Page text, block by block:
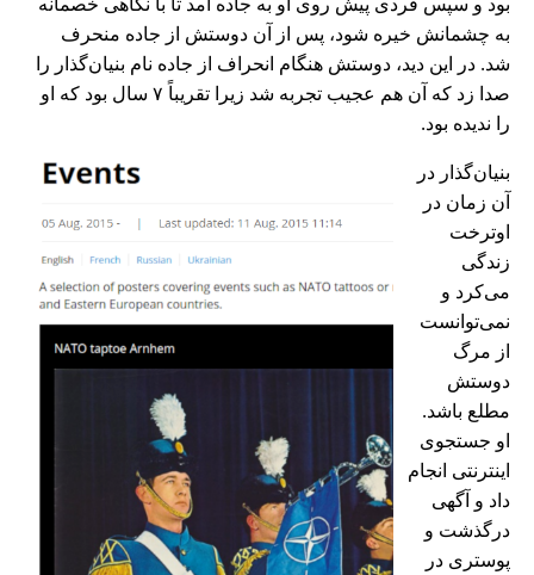
به چشمانش خیره شود، پس از آن دوستش از جاده منحرف
شد. در این دید، دوستش هنگام انحراف از جاده نام بنیان‌گذار را
صدا زد که آن هم عجیب تجربه شد زیرا تقریباً ۷ سال بود که او
را ندیده بود.
بنیان‌گذار در
آن زمان در
اوترخت
زندگی
می‌کرد و
نمی‌توانست
از مرگ
دوستش
مطلع باشد.
او جستجوی
اینترنتی انجام
داد و آگهی
درگذشت و
پوستری در